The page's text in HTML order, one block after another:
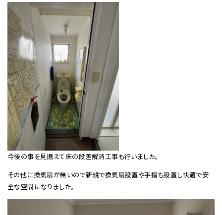
今後の事を見据えて床の段差解消工事も行いました。
その他に換気扇が無いので新規で換気扇設置や手摺も設置し快適で安
全な空間になりました。